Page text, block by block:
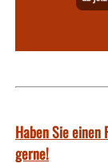
Haben Sie einen
gerne!